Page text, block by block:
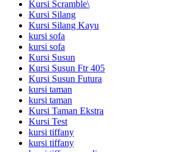
Kursi Scramble\
Kursi Silang
Kursi Silang Kayu
kursi sofa
kursi sofa
Kursi Susun
Kursi Susun Ftr 405
Kursi Susun Futura
kursi taman
kursi taman
Kursi Taman Ekstra
Kursi Test
kursi tiffany
kursi tiffany